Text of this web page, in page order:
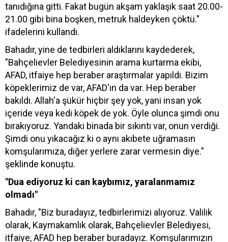
tanıdığına gitti. Fakat bugün akşam yaklaşık saat 20.00-
21.00 gibi bina boşken, metruk haldeyken çöktü."
ifadelerini kullandı.
Bahadır, yine de tedbirleri aldıklarını kaydederek,
"Bahçelievler Belediyesinin arama kurtarma ekibi,
AFAD, itfaiye hep beraber araştırmalar yapıldı. Bizim
köpeklerimiz de var, AFAD'ın da var. Hep beraber
bakıldı. Allah'a şükür hiçbir şey yok, yani insan yok
içeride veya kedi köpek de yok. Öyle olunca şimdi onu
bırakıyoruz. Yandaki binada bir sıkıntı var, onun verdiği.
Şimdi onu yıkacağız ki o aynı akıbete uğramasın
komşularımıza, diğer yerlere zarar vermesin diye."
şeklinde konuştu.
"Dua ediyoruz ki can kaybımız, yaralanmamız
olmadı"
Bahadır, "Biz buradayız, tedbirlerimizi alıyoruz. Valilik
olarak, Kaymakamlık olarak, Bahçelievler Belediyesi,
itfaiye, AFAD hep beraber buradayız. Komşularımızın